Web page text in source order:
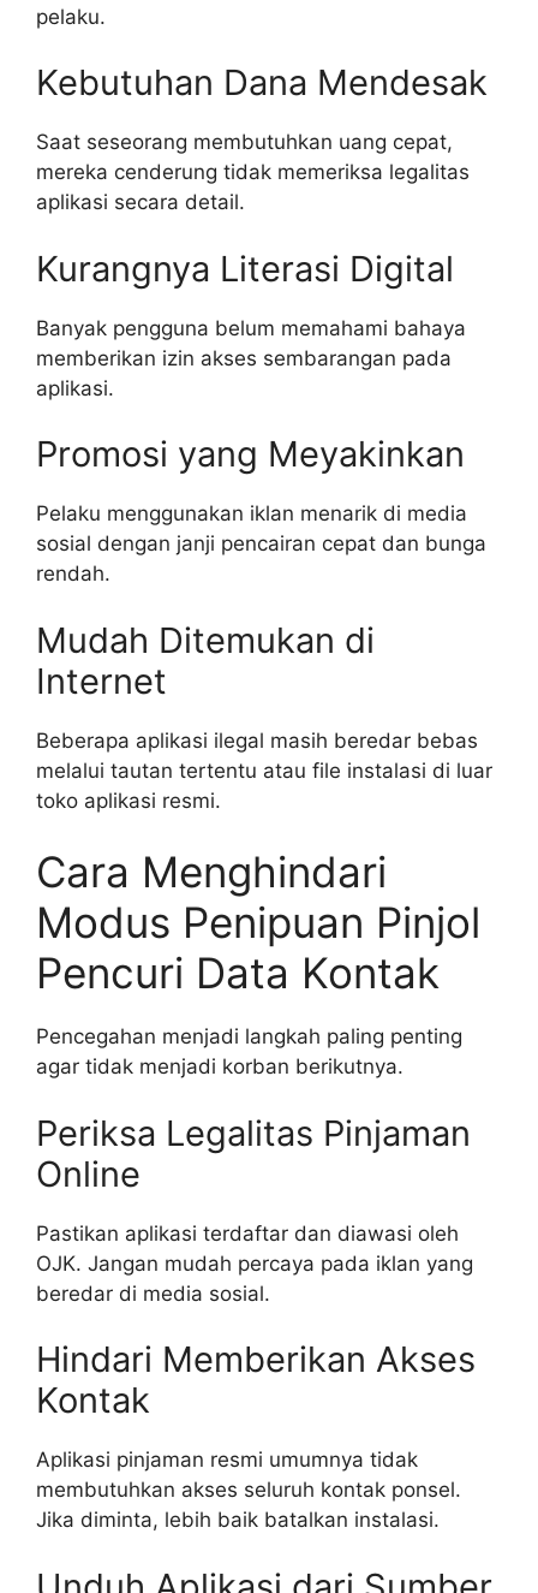
pelaku.
Kebutuhan Dana Mendesak
Saat seseorang membutuhkan uang cepat,
mereka cenderung tidak memeriksa legalitas
aplikasi secara detail.
Kurangnya Literasi Digital
Banyak pengguna belum memahami bahaya
memberikan izin akses sembarangan pada
aplikasi.
Promosi yang Meyakinkan
Pelaku menggunakan iklan menarik di media
sosial dengan janji pencairan cepat dan bunga
rendah.
Mudah Ditemukan di
Internet
Beberapa aplikasi ilegal masih beredar bebas
melalui tautan tertentu atau file instalasi di luar
toko aplikasi resmi.
Cara Menghindari
Modus Penipuan Pinjol
Pencuri Data Kontak
Pencegahan menjadi langkah paling penting
agar tidak menjadi korban berikutnya.
Periksa Legalitas Pinjaman
Online
Pastikan aplikasi terdaftar dan diawasi oleh
OJK. Jangan mudah percaya pada iklan yang
beredar di media sosial.
Hindari Memberikan Akses
Kontak
Aplikasi pinjaman resmi umumnya tidak
membutuhkan akses seluruh kontak ponsel.
Jika diminta, lebih baik batalkan instalasi.